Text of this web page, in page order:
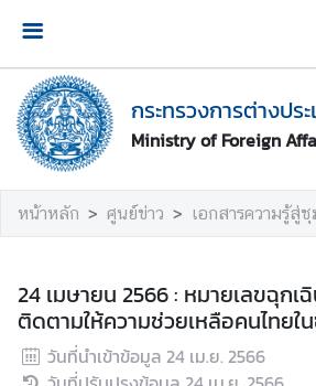
กระทรวงการต่างปร
ห
น้
า
ห
ลั
ก
ะ
ท
ร
หน้าหลัก ศูนย์ข่าว เอกสารความรู้สู่
24 เมษายน 2566 : หมายเลขฉุกเ
ติดตามให้ความช่วยเหลือคนไทยใ
วันที่นำเข้าข้อมูล 24 เม.ย. 2566